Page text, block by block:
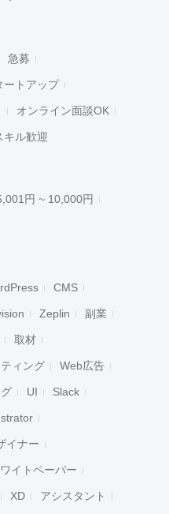
急募
ートアップ
オンライン面談OK
キル歓迎
円 ~ 10,000円
CMS
Zeplin 副業
取材
ィング Web広告
UI Slack
イナー
イトペーパー
XD アシスタント